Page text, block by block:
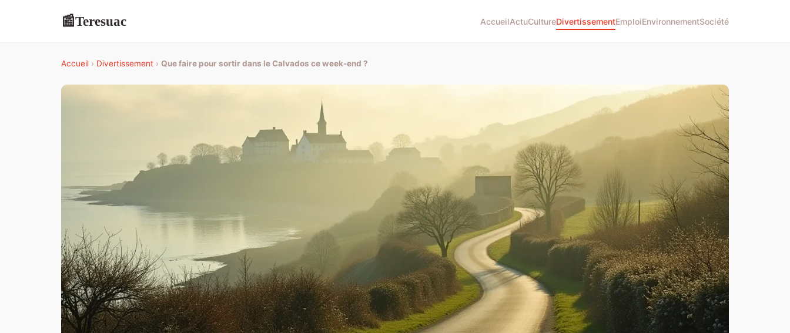
📰Teresuac AccueilActuCultureDivertissementEmploiEnvironnementSociété
Accueil › Divertissement › Que faire pour sortir dans le Calvados ce week-end ?